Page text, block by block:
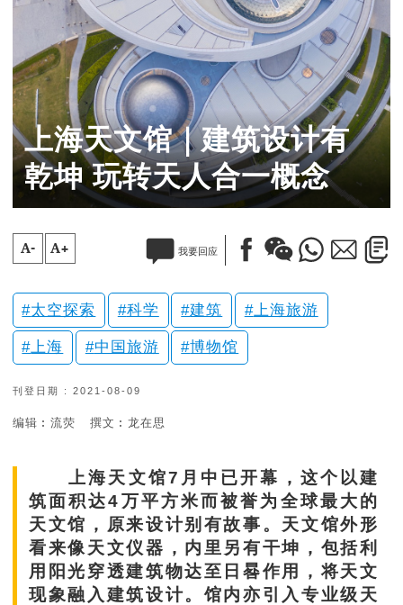
上海天文馆｜建筑设计有
乾坤 玩转天人合一概念
A- A+ 我要回应
太空探索 科学 建筑 上海旅游
上海 中国旅游 博物馆
刊登日期 : 2021-08-09
编辑︰流荧 撰文︰龙在思
上海天文馆7月中已开幕，这个以建
筑面积达4万平方米而被誉为全球最大的
天文馆，原来设计别有故事。天文馆外形
看来像天文仪器，内里另有干坤，包括利
用阳光穿透建筑物达至日晷作用，将天文
现象融入建筑设计。馆内亦引入专业级天